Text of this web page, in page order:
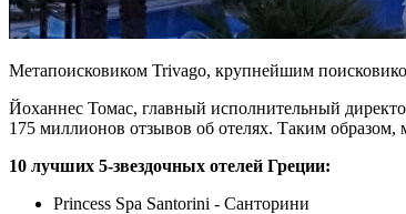
Метапоисковиком Trivago, крупнейшим
Йоханнес Томас, главный исполнительный
175 миллионов отзывов об отелях. Таким
10 лучших 5-звездочных отелей Греции:
Princess Spa Santorini - Санторини